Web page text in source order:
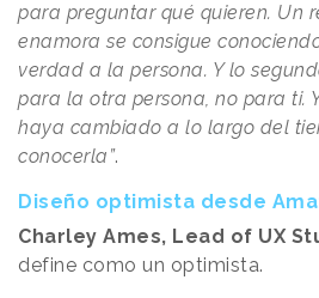
para preguntar qué quieren. Un
enamora se consigue
verdad a la persona. Y lo
para la otra persona, no para ti.
haya cambiado a lo largo del
conocerla”.
Diseño optimista desde
Charley Ames, Lead of UX
define como un optimista.